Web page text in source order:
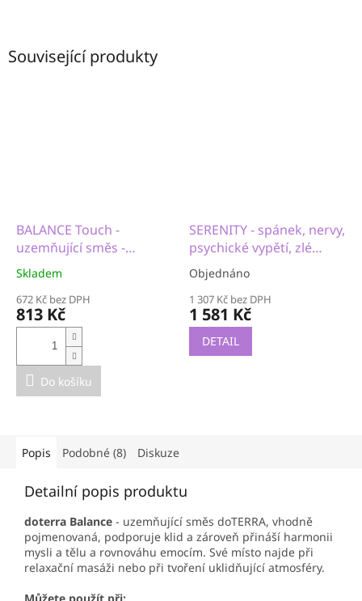
Související produkty
BALANCE Touch -
uzemňující směs -
nervový systém,
pozornost, ADHD,
meditace
Skladem
672 Kč bez DPH
813 Kč
Do košíku
SERENITY - spánek, nervy,
psychické vypětí, zlé
myšlenky
Objednáno
1 307 Kč bez DPH
1 581 Kč
DETAIL
Popis Podobné (8) Diskuze
Detailní popis produktu
doterra Balance - uzemňující směs doTERRA, vhodně
pojmenovaná, podporuje klid a zároveň přináší harmonii
mysli a tělu a rovnováhu emocím. Své místo najde při
relaxační masáži nebo při tvoření uklidňující atmosféry.
Můžete použít při: